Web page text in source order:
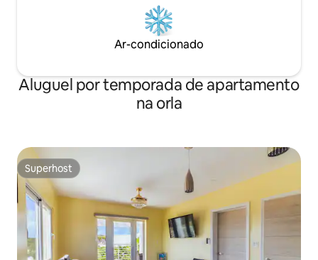
Ar-condicionado
Aluguel por temporada de apartamento
na orla
Superhost
Superhost